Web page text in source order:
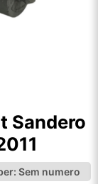
Sandero
Sem numero